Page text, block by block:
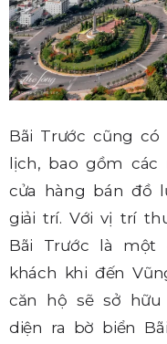
Bãi Trước cũng
lịch, bao gồm các
cửa hàng bán đồ
giải trí. Với vị trí
Bãi Trước là
khách khi đến
căn hộ sẽ sở
diện ra bờ biển